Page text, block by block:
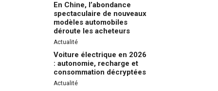
En Chine, l’abondance
spectaculaire de nouveaux
modèles automobiles
déroute les acheteurs
Actualité
Voiture électrique en 2026
: autonomie, recharge et
consommation décryptées
Actualité